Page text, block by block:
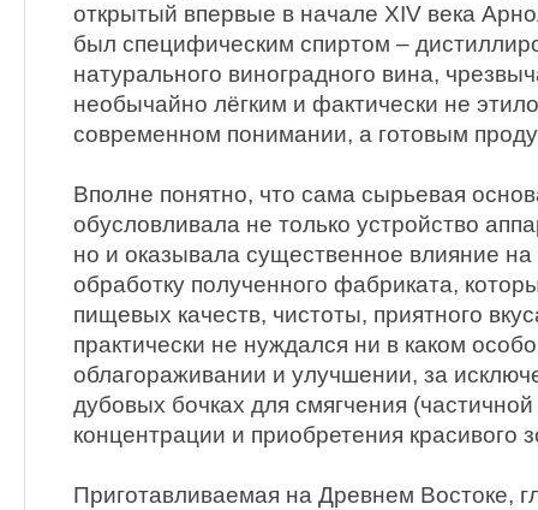
открытый впервые в начале XIV века
был специфическим спиртом –
натурального виноградного вина,
необычайно лёгким и фактически не
современном понимании, а готовым
Вполне понятно, что сама сырьевая
обусловливала не только устройство
но и оказывала существенное влияние
обработку полученного фабриката,
пищевых качеств, чистоты, приятного
практически не нуждался ни в каком
облагораживании и улучшении, за
дубовых бочках для смягчения
концентрации и приобретения красивого
Приготавливаемая на Древнем Востоке,